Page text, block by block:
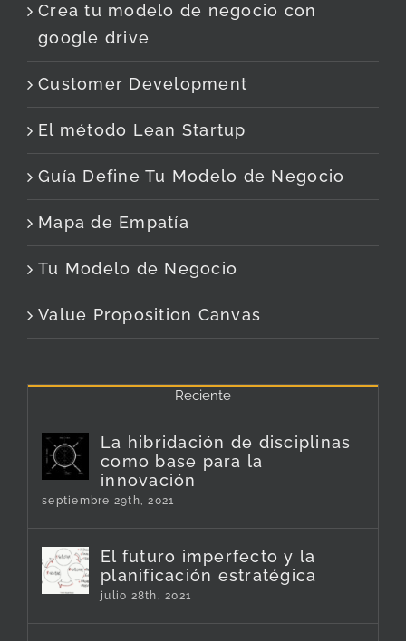
Crea tu modelo de negocio con
google drive
Customer Development
El método Lean Startup
Guía Define Tu Modelo de Negocio
Mapa de Empatía
Tu Modelo de Negocio
Value Proposition Canvas
Reciente
La hibridación de disciplinas
como base para la
innovación
septiembre 29th, 2021
El futuro imperfecto y la
planificación estratégica
julio 28th, 2021